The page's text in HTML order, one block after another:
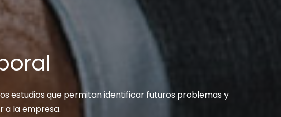
estudios que permitan identificar futuros problemas y
a la empresa.